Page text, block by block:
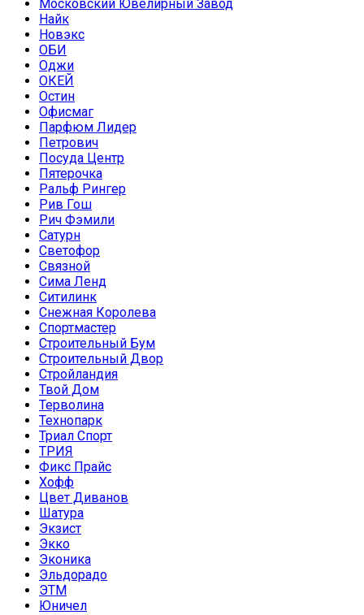
Московский Ювелирный Завод
Найк
Новэкс
ОБИ
Оджи
ОКЕЙ
Остин
Офисмаг
Парфюм Лидер
Петрович
Посуда Центр
Пятерочка
Ральф Рингер
Рив Гош
Рич Фэмили
Сатурн
Светофор
Связной
Сима Ленд
Ситилинк
Снежная Королева
Спортмастер
Строительный Бум
Строительный Двор
Стройландия
Твой Дом
Терволина
Технопарк
Триал Спорт
ТРИЯ
Фикс Прайс
Хофф
Цвет Диванов
Шатура
Экзист
Экко
Эконика
Эльдорадо
ЭТМ
Юничел